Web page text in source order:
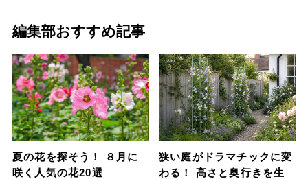
編集部おすすめ記事
夏の花を探そう！ ８月に
咲く人気の花20選
狭い庭がドラマチックに変
わる！ 高さと奥行きを生